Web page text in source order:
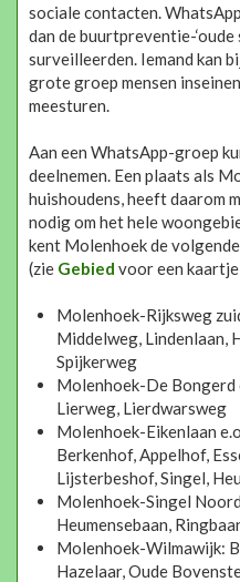
sociale contacten.
dan de buurtpreventie-
surveilleerden. Iemand kan
grote groep mensen
meesturen.
Aan een WhatsApp-groep
deelnemen. Een plaats als
huishoudens, heeft daarom
nodig om het hele
kent Molenhoek de
(zie Gebied voor een
Molenhoek-Rijksweg
Middelweg, Lindenlaan,
Spijkerweg
Molenhoek-De Bongerd
Lierweg, Lierdwarsweg
Molenhoek-Eikenlaan
Berkenhof, Appelhof,
Lijsterbeshof, Singel,
Molenhoek-Singel
Heumensebaan,
Molenhoek-Wilmawijk:
Hazelaar, Oude